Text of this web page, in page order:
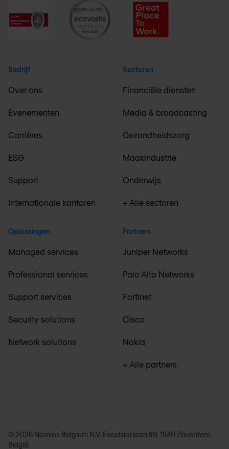
Bedrijf
Over ons
Evenementen
Carrières
ESG
Support
Internationale kantoren
Oplossingen
Managed services
Professional services
Support services
Security solutions
Network solutions
Sectoren
Financiële diensten
Media & broadcasting
Gezondheidszorg
Maakindustrie
Onderwijs
+ Alle sectoren
Partners
Juniper Networks
Palo Alto Networks
Fortinet
Cisco
Nokia
+ Alle partners
© 2026 Nomios Belgium N.V. Excelsiorlaan 89, 1930 Zaventem,
België